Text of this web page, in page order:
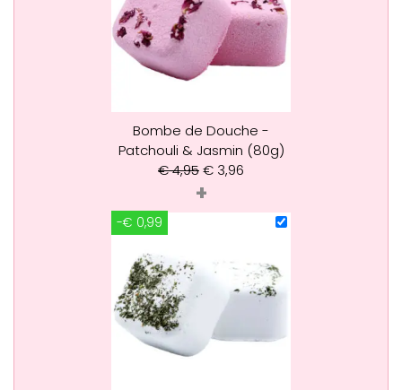
Bombe de Douche -
Patchouli & Jasmin (80g)
€4,95€ 3,96
+
-€ 0,99